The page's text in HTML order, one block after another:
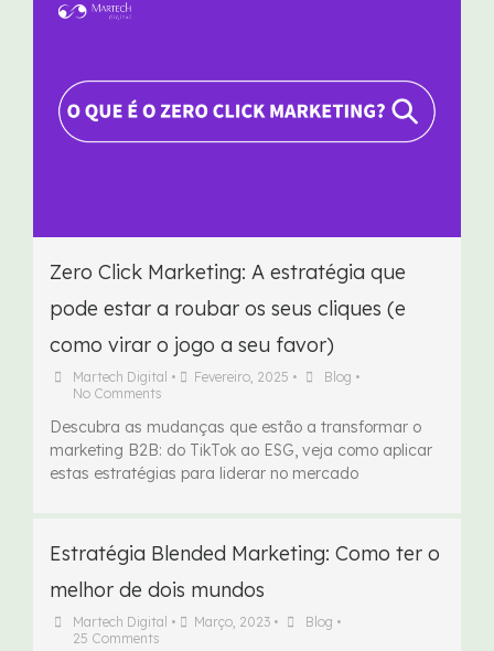
Zero Click Marketing: A estratégia que
pode estar a roubar os seus cliques (e
como virar o jogo a seu favor)
Martech Digital • Fevereiro, 2025 • Blog •
No Comments
Descubra as mudanças que estão a transformar o
marketing B2B: do TikTok ao ESG, veja como aplicar
estas estratégias para liderar no mercado
Estratégia Blended Marketing: Como ter o
melhor de dois mundos
Martech Digital • Março, 2023 • Blog •
25 Comments